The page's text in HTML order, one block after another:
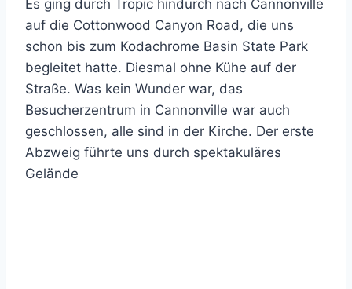
Es ging durch Tropic hindurch nach Cannonville
auf die Cottonwood Canyon Road, die uns
schon bis zum Kodachrome Basin State Park
begleitet hatte. Diesmal ohne Kühe auf der
Straße. Was kein Wunder war, das
Besucherzentrum in Cannonville war auch
geschlossen, alle sind in der Kirche. Der erste
Abzweig führte uns durch spektakuläres
Gelände